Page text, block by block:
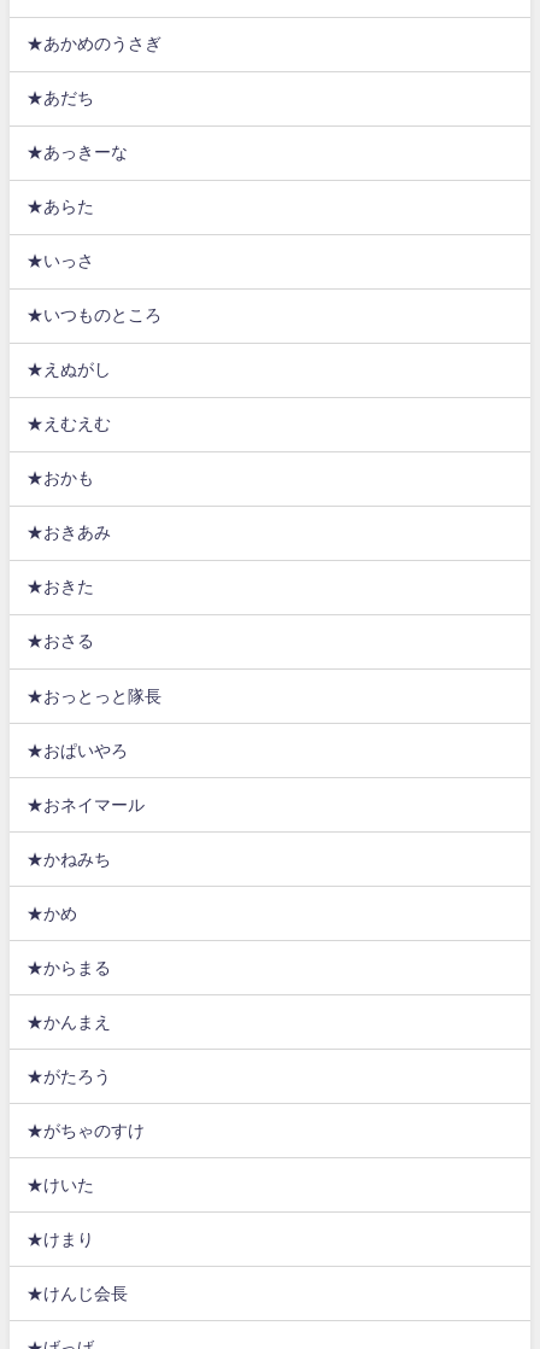
★あかめのうさぎ
★あだち
★あっきーな
★あらた
★いっさ
★いつものところ
★えぬがし
★えむえむ
★おかも
★おきあみ
★おきた
★おさる
★おっとっと隊長
★おぱいやろ
★おネイマール
★かねみち
★かめ
★からまる
★かんまえ
★がたろう
★がちゃのすけ
★けいた
★けまり
★けんじ会長